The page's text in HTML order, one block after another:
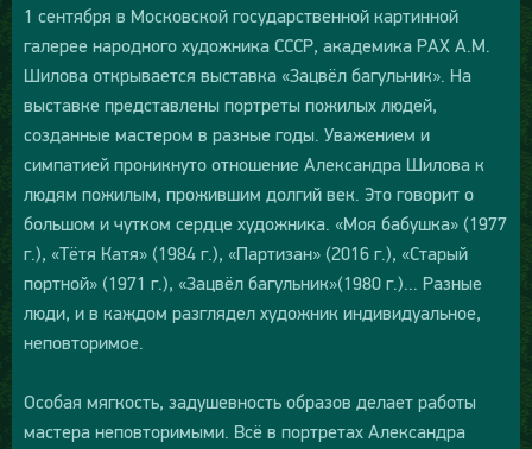
1 сентября в Московской государственной картинной
галерее народного художника СССР, академика РАХ А.М.
Шилова открывается выставка «Зацвёл багульник». На
выставке представлены портреты пожилых людей,
созданные мастером в разные годы. Уважением и
симпатией проникнуто отношение Александра Шилова к
людям пожилым, прожившим долгий век. Это говорит о
большом и чутком сердце художника. «Моя бабушка» (1977
г.), «Тётя Катя» (1984 г.), «Партизан» (2016 г.), «Старый
портной» (1971 г.), «Зацвёл багульник»(1980 г.)... Разные
люди, и в каждом разглядел художник индивидуальное,
неповторимое.
Особая мягкость, задушевность образов делает работы
мастера неповторимыми. Всё в портретах Александра